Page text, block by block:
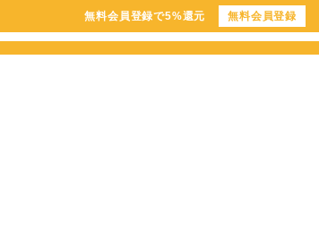
無料会員登録で5%還元 無料会員登録